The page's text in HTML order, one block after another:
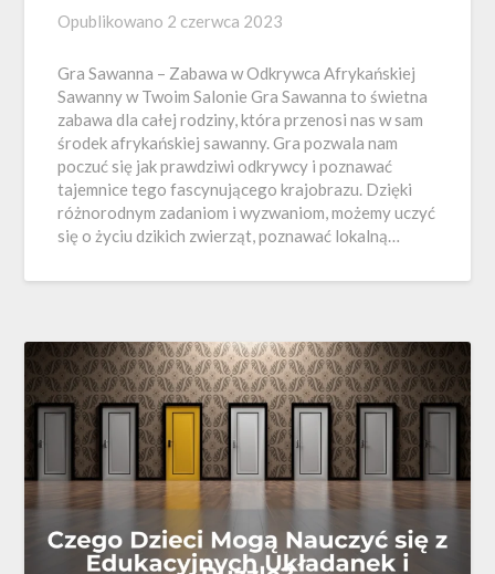
Opublikowano 2 czerwca 2023
Gra Sawanna – Zabawa w Odkrywca Afrykańskiej
Sawanny w Twoim Salonie Gra Sawanna to świetna
zabawa dla całej rodziny, która przenosi nas w sam
środek afrykańskiej sawanny. Gra pozwala nam
poczuć się jak prawdziwi odkrywcy i poznawać
tajemnice tego fascynującego krajobrazu. Dzięki
różnorodnym zadaniom i wyzwaniom, możemy uczyć
się o życiu dzikich zwierząt, poznawać lokalną…